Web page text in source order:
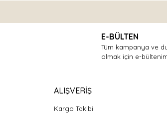
E-BÜLTEN
Tüm kampanya ve
olmak için e-
ALIŞVERİŞ
Kargo Takibi